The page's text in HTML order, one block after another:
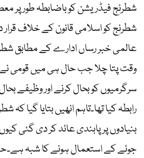
شطرنج فیڈریشن کو باضابطہ طور پر
شطرنج کو اسلامی قانون کے خلاف قرار
عالمی خبر رساں ادارے کے مطابق
وقت پتا چلا جب حال ہی میں قومی
سرگرمیوں کو بحال کرنے اور وظیفے
رابطہ کیا تھا۔تاہم انھیں بتایا گیا کہ
بنیادوں پر پابندی عائد کر دی گئی
جوئے کے استعمال ہونے کا شبہ